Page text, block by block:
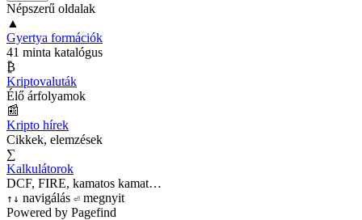
Népszerű oldalak
▲
Gyertya formációk
41 minta katalógus
₿
Kriptovaluták
Élő árfolyamok
📰
Kripto hírek
Cikkek, elemzések
∑
Kalkulátorok
DCF, FIRE, kamatos kamat…
↑ ↓ navigálás ⏎ megnyit
Powered by Pagefind